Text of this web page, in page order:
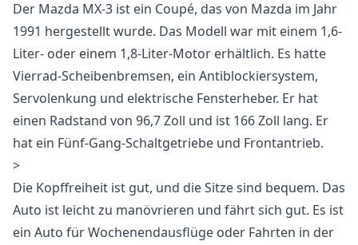
Der Mazda MX-3 ist ein Coupé, das von Mazda im Jahr
1991 hergestellt wurde. Das Modell war mit einem 1,6-
Liter- oder einem 1,8-Liter-Motor erhältlich. Es hatte
Vierrad-Scheibenbremsen, ein Antiblockiersystem,
Servolenkung und elektrische Fensterheber. Er hat
einen Radstand von 96,7 Zoll und ist 166 Zoll lang. Er
hat ein Fünf-Gang-Schaltgetriebe und Frontantrieb.
>
Die Kopffreiheit ist gut, und die Sitze sind bequem. Das
Auto ist leicht zu manövrieren und fährt sich gut. Es ist
ein Auto für Wochenendausflüge oder Fahrten in der